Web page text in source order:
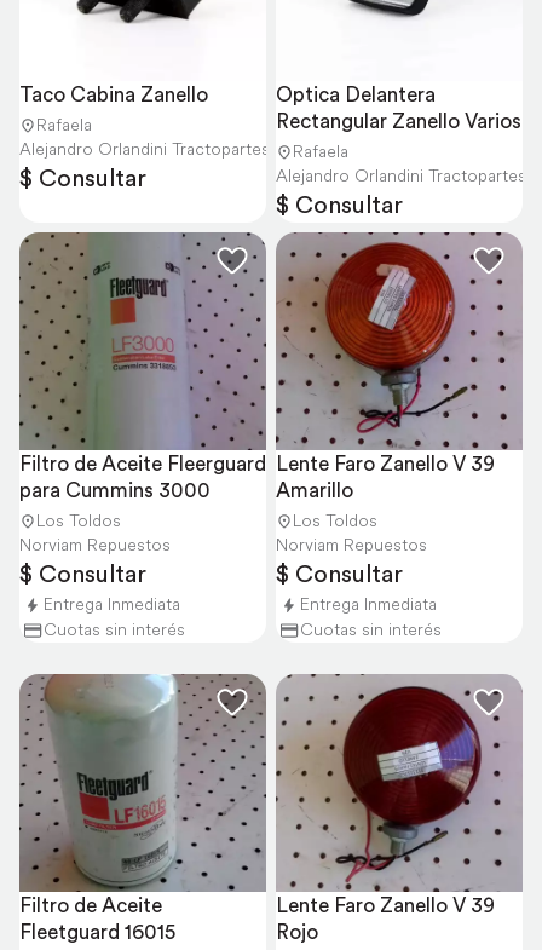
Taco Cabina Zanello
Rafaela
Alejandro Orlandini Tractopartes
$ Consultar
Optica Delantera
Rectangular Zanello Varios
Rafaela
Alejandro Orlandini Tractopartes
$ Consultar
Filtro de Aceite Fleerguard
para Cummins 3000
Los Toldos
Norviam Repuestos
$ Consultar
Entrega Inmediata
Cuotas sin interés
Lente Faro Zanello V 39
Amarillo
Los Toldos
Norviam Repuestos
$ Consultar
Entrega Inmediata
Cuotas sin interés
Filtro de Aceite
Fleetguard 16015
Lente Faro Zanello V 39
Rojo